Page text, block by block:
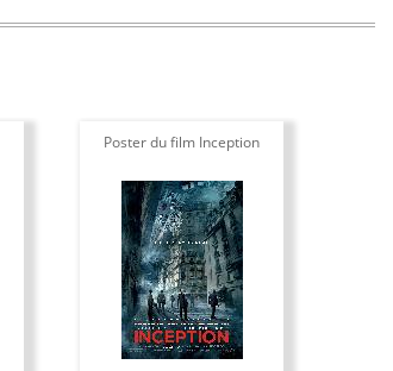
Poster du film Inception